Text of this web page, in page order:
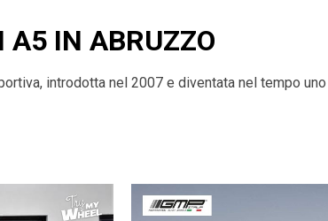
A5 IN ABRUZZO
introdotta nel 2007 e diventata nel tempo